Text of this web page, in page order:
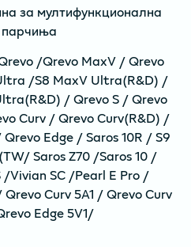
за мултифункционална
парчиња
/Qrevo MaxV / Qrevo
/S8 MaxV Ultra(R&D) /
/ Qrevo S / Qrevo
Curv / Qrevo Curv(R&D) /
Edge / Saros 10R / S9
Saros Z70 /Saros 10 /
Vivian SC /Pearl E Pro /
Curv 5A1 / Qrevo Curv
Edge 5V1/